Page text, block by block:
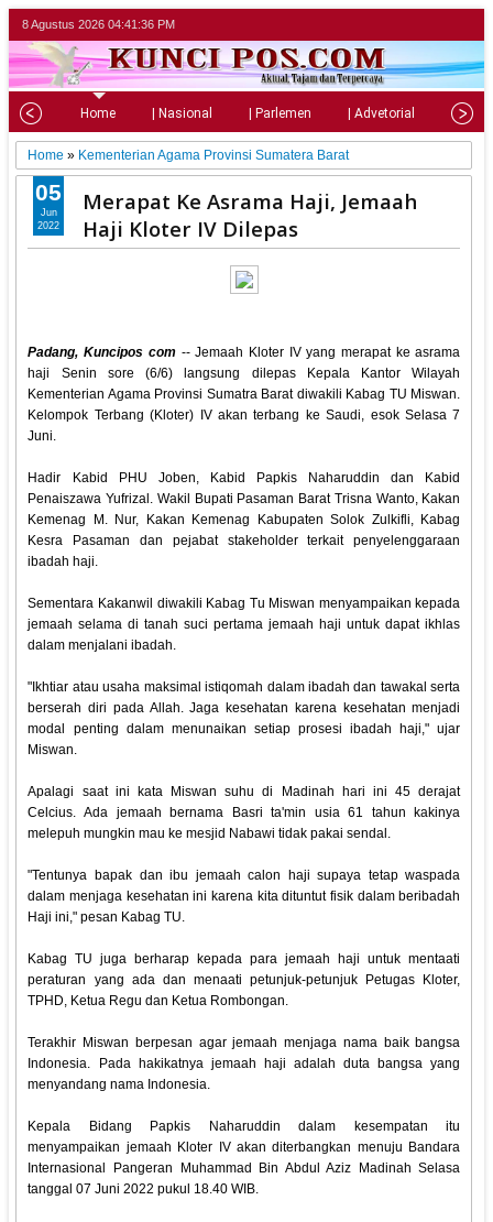
8 Agustus 2026 04:41:37 PM
Home | Nasional | Parlemen | Advetorial |
Home » Kementerian Agama Provinsi Sumatera Barat
Merapat Ke Asrama Haji, Jemaah
Haji Kloter IV Dilepas
Padang, Kuncipos com-- Jemaah Kloter IV yang merapat ke asrama
haji Senin sore (6/6) langsung dilepas Kepala Kantor Wilayah
Kementerian Agama Provinsi Sumatra Barat diwakili Kabag TU Miswan.
Kelompok Terbang (Kloter) IV akan terbang ke Saudi, esok Selasa 7
Juni.
Hadir Kabid PHU Joben, Kabid Papkis Naharuddin dan Kabid
Penaiszawa Yufrizal. Wakil Bupati Pasaman Barat Trisna Wanto, Kakan
Kemenag M. Nur, Kakan Kemenag Kabupaten Solok Zulkifli, Kabag
Kesra Pasaman dan pejabat stakeholder terkait penyelenggaraan
ibadah haji.
Sementara Kakanwil diwakili Kabag Tu Miswan menyampaikan kepada
jemaah selama di tanah suci pertama jemaah haji untuk dapat ikhlas
dalam menjalani ibadah.
"Ikhtiar atau usaha maksimal istiqomah dalam ibadah dan tawakal serta
berserah diri pada Allah. Jaga kesehatan karena kesehatan menjadi
modal penting dalam menunaikan setiap prosesi ibadah haji," ujar
Miswan.
Apalagi saat ini kata Miswan suhu di Madinah hari ini 45 derajat
Celcius. Ada jemaah bernama Basri ta'min usia 61 tahun kakinya
melepuh mungkin mau ke mesjid Nabawi tidak pakai sendal.
"Tentunya bapak dan ibu jemaah calon haji supaya tetap waspada
dalam menjaga kesehatan ini karena kita dituntut fisik dalam beribadah
Haji ini," pesan Kabag TU.
Kabag TU juga berharap kepada para jemaah haji untuk mentaati
peraturan yang ada dan menaati petunjuk-petunjuk Petugas Kloter,
TPHD, Ketua Regu dan Ketua Rombongan.
Terakhir Miswan berpesan agar jemaah menjaga nama baik bangsa
Indonesia. Pada hakikatnya jemaah haji adalah duta bangsa yang
menyandang nama Indonesia.
Kepala Bidang Papkis Naharuddin dalam kesempatan itu
menyampaikan jemaah Kloter IV akan diterbangkan menuju Bandara
Internasional Pangeran Muhammad Bin Abdul Aziz Madinah Selasa
tanggal 07 Juni 2022 pukul 18.40 WIB.
05
Jun
2022